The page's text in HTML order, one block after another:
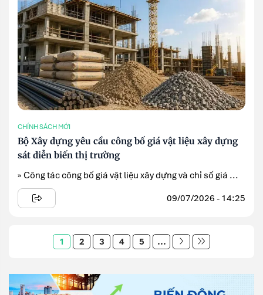
CHÍNH SÁCH MỚI
Bộ Xây dựng yêu cầu công bố giá vật liệu xây dựng
sát diễn biến thị trường
» Công tác công bố giá vật liệu xây dựng và chỉ số giá ...
09/07/2026 - 14:25
1 2 3 4 5 ...